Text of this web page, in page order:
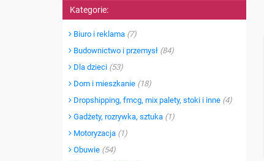
Kategorie:
Biuro i reklama (7)
Budownictwo i przemysł (84)
Dla dzieci (53)
Dom i mieszkanie (18)
Dropshipping, fmcg, mix palety, stoki i inne (4)
Gadżety, rozrywka, sztuka (1)
Motoryzacja (1)
Obuwie (54)